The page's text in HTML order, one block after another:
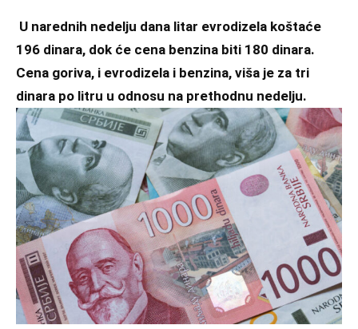
U narednih nedelju dana litar evrodizela koštaće
196 dinara, dok će cena benzina biti 180 dinara.
Cena goriva, i evrodizela i benzina, viša je za tri
dinara po litru u odnosu na prethodnu nedelju.